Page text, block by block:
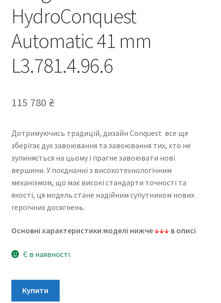
HydroConquest
Automatic 41 mm
L3.781.4.96.6
115 780 ₴
Дотримуючись традицій, дизайн Conquest все ще
зберігає дух завоювання та завоювання тих, хто не
зупиняється на цьому і прагне завоювати нові
вершини. У поєднанні з високотехнологічним
механізмом, що має високі стандарти точності та
якості, ця модель стане надійним супутником нових
героїчних досягнень.
Основні характеристики моделі нижче↓↓↓ в описі
Є в наявності
HydroConquest
Купити